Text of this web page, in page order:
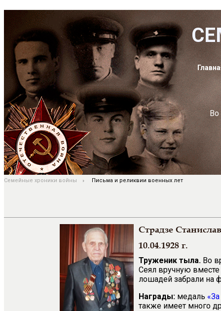
Во
Семейные хроники войны Письма и реликвии военных лет
Страдзе
10.04.1928 г.
Труженик тыла. Во
Сеял вручную
лошадей забрали на
Награды: медаль
также имеет много